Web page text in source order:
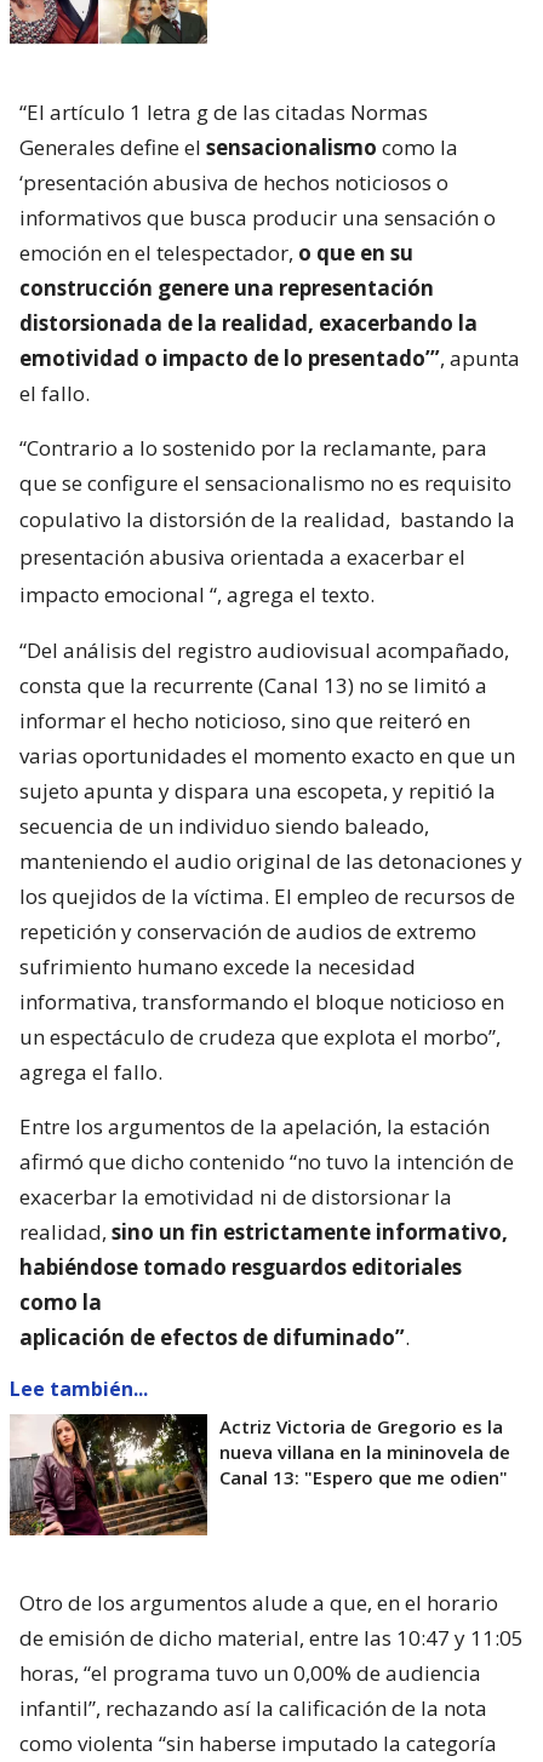
“El artículo 1 letra g de las citadas Normas
Generales define el sensacionalismo como la
‘presentación abusiva de hechos noticiosos o
informativos que busca producir una sensación o
emoción en el telespectador, o que en su
construcción genere una representación
distorsionada de la realidad, exacerbando la
emotividad o impacto de lo presentado’”, apunta
el fallo.
“Contrario a lo sostenido por la reclamante, para
que se configure el sensacionalismo no es requisito
copulativo la distorsión de la realidad, bastando la
presentación abusiva orientada a exacerbar el
impacto emocional “, agrega el texto.
“Del análisis del registro audiovisual acompañado,
consta que la recurrente (Canal 13) no se limitó a
informar el hecho noticioso, sino que reiteró en
varias oportunidades el momento exacto en que un
sujeto apunta y dispara una escopeta, y repitió la
secuencia de un individuo siendo baleado,
manteniendo el audio original de las detonaciones y
los quejidos de la víctima. El empleo de recursos de
repetición y conservación de audios de extremo
sufrimiento humano excede la necesidad
informativa, transformando el bloque noticioso en
un espectáculo de crudeza que explota el morbo”,
agrega el fallo.
Entre los argumentos de la apelación, la estación
afirmó que dicho contenido “no tuvo la intención de
exacerbar la emotividad ni de distorsionar la
realidad, sino un fin estrictamente informativo,
habiéndose tomado resguardos editoriales
como la
aplicación de efectos de difuminado”.
Lee también...
Actriz Victoria de Gregorio es la
nueva villana en la mininovela de
Canal 13: "Espero que me odien"
Otro de los argumentos alude a que, en el horario
de emisión de dicho material, entre las 10:47 y 11:05
horas, “el programa tuvo un 0,00% de audiencia
infantil”, rechazando así la calificación de la nota
como violenta “sin haberse imputado la categoría